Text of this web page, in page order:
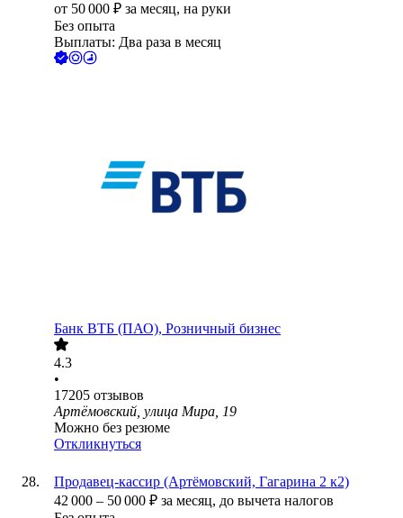
от 50 000 ₽ за месяц, на руки
Без опыта
Выплаты: Два раза в месяц
Банк ВТБ (ПАО), Розничный бизнес
4.3
•
17205 отзывов
Артёмовский, улица Мира, 19
Можно без резюме
Откликнуться
Продавец-кассир (Артёмовский, Гагарина 2 к2)
42 000 – 50 000 ₽ за месяц, до вычета налогов